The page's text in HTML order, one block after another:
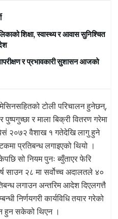
शिक्षा, स्वास्थ्य र आवास सुनिश्चित
र प्रभावकारी सुशासन आजको
टोली परिचालन हुनेछन्,
र माला बिक्री वितरण गरेमा
२०७२ वैशाख १ गतेदेखि लागु हुने
प्रतिबन्ध लगाइएको थियो ।
सो नियम पुनः ब्युँताएर फेरि
साउन २८ मा सर्वोच्च अदालतले ४०
लगाउन अन्तरिम आदेश दिएलगत्तै
निर्णयगरी कार्यविधि तयार गरेको
हुन सकेको थिएन ।